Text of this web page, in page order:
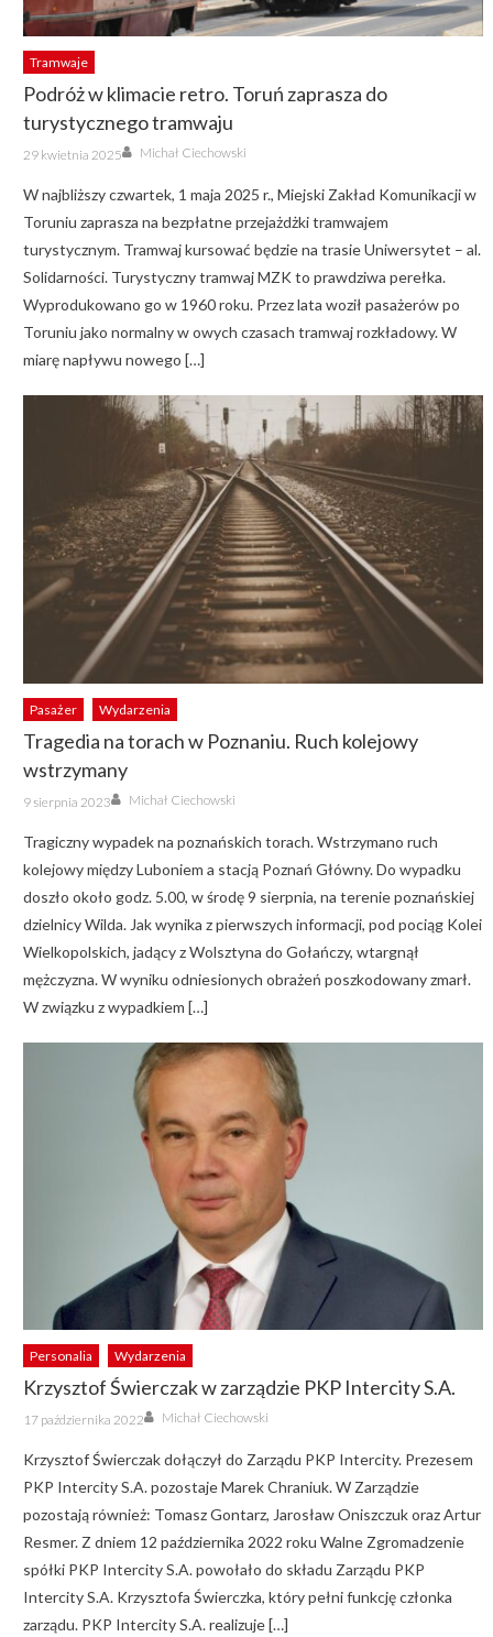
Tramwaje
Podróż w klimacie retro. Toruń zaprasza do
turystycznego tramwaju
Posted
on
29 kwietnia 2025 Author
Michał Ciechowski
W najbliższy czwartek, 1 maja 2025 r., Miejski Zakład Komunikacji w
Toruniu zaprasza na bezpłatne przejażdżki tramwajem
turystycznym. Tramwaj kursować będzie na trasie Uniwersytet – al.
Solidarności. Turystyczny tramwaj MZK to prawdziwa perełka.
Wyprodukowano go w 1960 roku. Przez lata woził pasażerów po
Toruniu jako normalny w owych czasach tramwaj rozkładowy. W
miarę napływu nowego […]
Pasażer Wydarzenia
Tragedia na torach w Poznaniu. Ruch kolejowy
wstrzymany
Posted
on
9 sierpnia 2023 Author
Michał Ciechowski
Tragiczny wypadek na poznańskich torach. Wstrzymano ruch
kolejowy między Luboniem a stacją Poznań Główny. Do wypadku
doszło około godz. 5.00, w środę 9 sierpnia, na terenie poznańskiej
dzielnicy Wilda. Jak wynika z pierwszych informacji, pod pociąg Kolei
Wielkopolskich, jadący z Wolsztyna do Gołańczy, wtargnął
mężczyzna. W wyniku odniesionych obrażeń poszkodowany zmarł.
W związku z wypadkiem […]
Personalia Wydarzenia
Krzysztof Świerczak w zarządzie PKP Intercity S.A.
Posted
on
17 października 2022 Author
Michał Ciechowski
Krzysztof Świerczak dołączył do Zarządu PKP Intercity. Prezesem
PKP Intercity S.A. pozostaje Marek Chraniuk. W Zarządzie
pozostają również: Tomasz Gontarz, Jarosław Oniszczuk oraz Artur
Resmer. Z dniem 12 października 2022 roku Walne Zgromadzenie
spółki PKP Intercity S.A. powołało do składu Zarządu PKP
Intercity S.A. Krzysztofa Świerczka, który pełni funkcję członka
zarządu. PKP Intercity S.A. realizuje […]